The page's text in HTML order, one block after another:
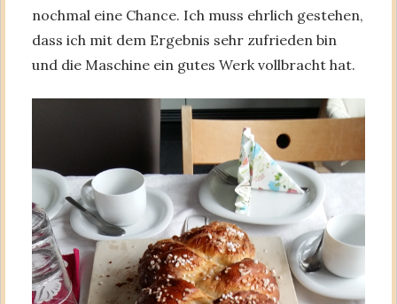
nochmal eine Chance. Ich muss ehrlich gestehen,
dass ich mit dem Ergebnis sehr zufrieden bin
und die Maschine ein gutes Werk vollbracht hat.